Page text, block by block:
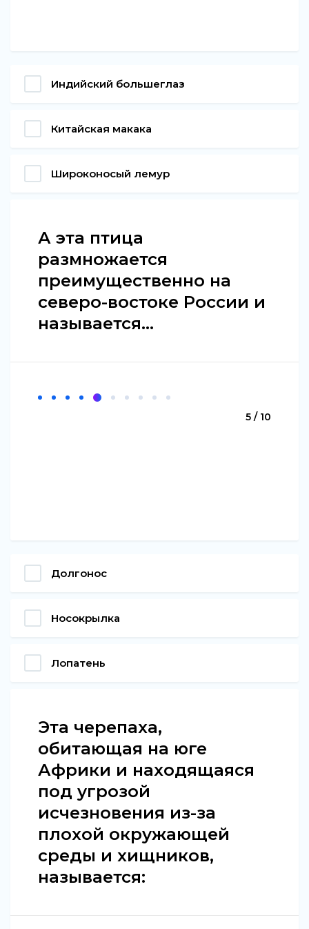
Индийский большеглаз
Китайская макака
Широконосый лемур
А эта птица
размножается
преимущественно на
северо-востоке России и
называется...
5 / 10
Долгонос
Носокрылка
Лопатень
Эта черепаха,
обитающая на юге
Африки и находящаяся
под угрозой
исчезновения из-за
плохой окружающей
среды и хищников,
называется: